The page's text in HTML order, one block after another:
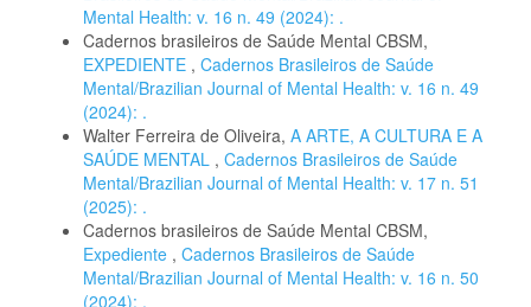
Mental Health: v. 16 n. 49 (2024): .
Cadernos brasileiros de Saúde Mental CBSM,
EXPEDIENTE , Cadernos Brasileiros de Saúde
Mental/Brazilian Journal of Mental Health: v. 16 n. 49
(2024): .
Walter Ferreira de Oliveira, A ARTE, A CULTURA E A
SAÚDE MENTAL , Cadernos Brasileiros de Saúde
Mental/Brazilian Journal of Mental Health: v. 17 n. 51
(2025): .
Cadernos brasileiros de Saúde Mental CBSM,
Expediente , Cadernos Brasileiros de Saúde
Mental/Brazilian Journal of Mental Health: v. 16 n. 50
(2024): .